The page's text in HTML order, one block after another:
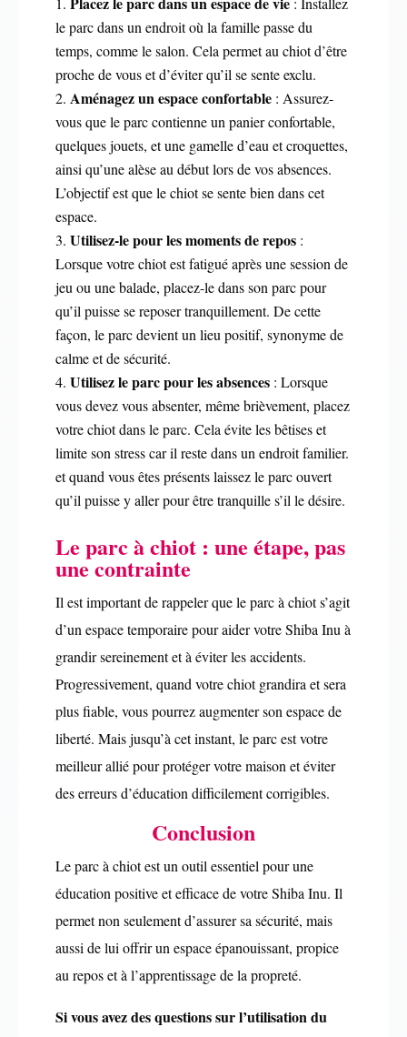
le parc dans un endroit où la famille passe du
temps, comme le salon. Cela permet au chiot d’être
proche de vous et d’éviter qu’il se sente exclu.
Aménagez un espace confortable: Assurez-
vous que le parc contienne un panier confortable,
quelques jouets, et une gamelle d’eau et croquettes,
ainsi qu’une alèse au début lors de vos absences.
L’objectif est que le chiot se sente bien dans cet
espace.
Utilisez-le pour les moments de repos:
Lorsque votre chiot est fatigué après une session de
jeu ou une balade, placez-le dans son parc pour
qu’il puisse se reposer tranquillement. De cette
façon, le parc devient un lieu positif, synonyme de
calme et de sécurité.
Utilisez le parc pour les absences: Lorsque
vous devez vous absenter, même brièvement, placez
votre chiot dans le parc. Cela évite les bêtises et
limite son stress car il reste dans un endroit familier.
et quand vous êtes présents laissez le parc ouvert
qu’il puisse y aller pour être tranquille s’il le désire.
Le parc à chiot : une étape, pas
une contrainte
Il est important de rappeler que le parc à chiot s’agit
d’un espace temporaire pour aider votre Shiba Inu à
grandir sereinement et à éviter les accidents.
Progressivement, quand votre chiot grandira et sera
plus fiable, vous pourrez augmenter son espace de
liberté. Mais jusqu’à cet instant, le parc est votre
meilleur allié pour protéger votre maison et éviter
des erreurs d’éducation difficilement corrigibles.
Conclusion
Le parc à chiot est un outil essentiel pour une
éducation positive et efficace de votre Shiba Inu. Il
permet non seulement d’assurer sa sécurité, mais
aussi de lui offrir un espace épanouissant, propice
au repos et à l’apprentissage de la propreté.
Si vous avez des questions sur l’utilisation du